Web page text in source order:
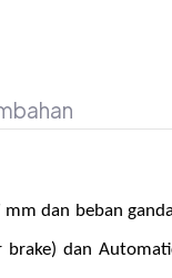
dan beban
dan